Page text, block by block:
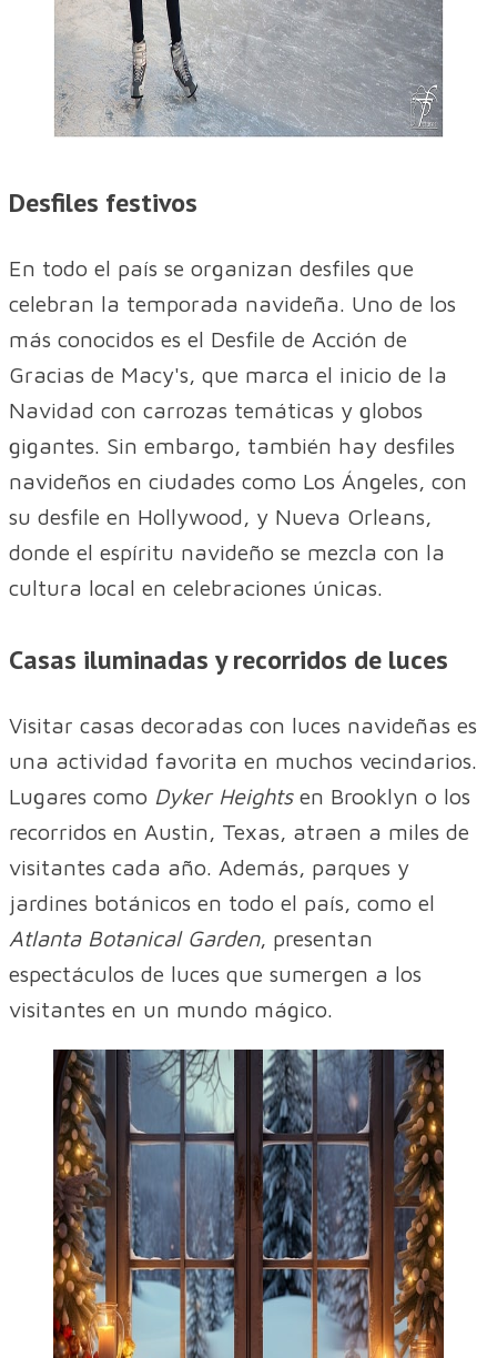
Desfiles festivos
En todo el país se organizan desfiles que
celebran la temporada navideña. Uno de los
más conocidos es el Desfile de Acción de
Gracias de Macy's, que marca el inicio de la
Navidad con carrozas temáticas y globos
gigantes. Sin embargo, también hay desfiles
navideños en ciudades como Los Ángeles, con
su desfile en Hollywood, y Nueva Orleans,
donde el espíritu navideño se mezcla con la
cultura local en celebraciones únicas.
Casas iluminadas y recorridos de luces
Visitar casas decoradas con luces navideñas es
una actividad favorita en muchos vecindarios.
Lugares como Dyker Heightsen Brooklyn o los
recorridos en Austin, Texas, atraen a miles de
visitantes cada año. Además, parques y
jardines botánicos en todo el país, como el
Atlanta Botanical Garden, presentan
espectáculos de luces que sumergen a los
visitantes en un mundo mágico.